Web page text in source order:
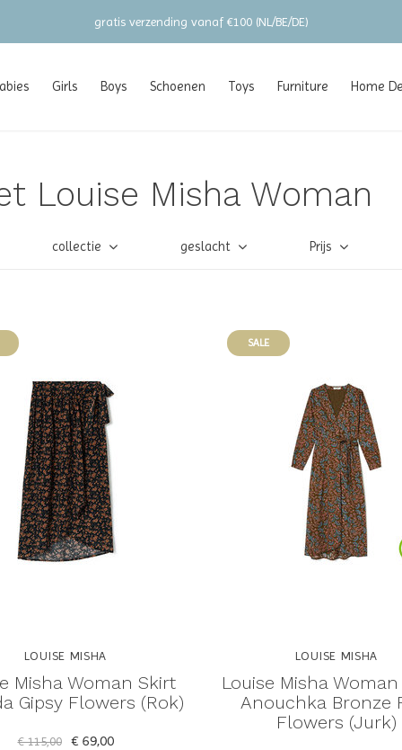
Girls Boys Schoenen Toys Furniture Home
gratis verzending vanaf €100 (NL/BE/DE)
Louise Misha Woman
collectie geslacht Prijs
LOUISE MISHA
Misha Woman Skirt
Gipsy Flowers (Rok)
€ 115,00 € 69,00
SALE
LOUISE MISHA
Louise Misha
Anouchka Bronze
Flowers (Jurk)